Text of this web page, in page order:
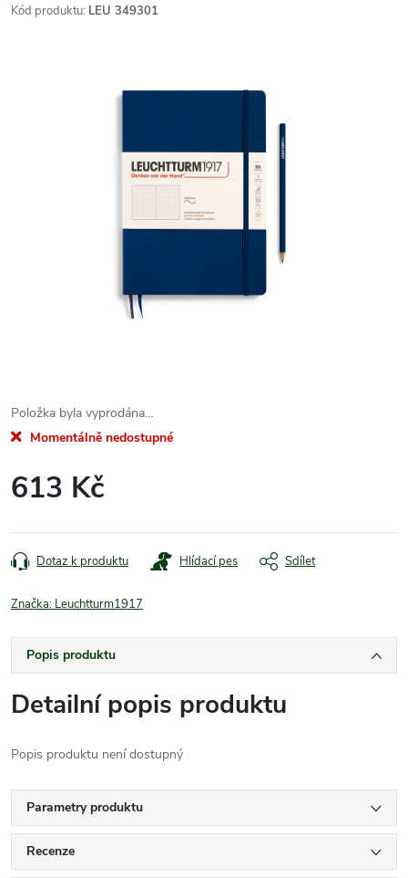
Kód produktu: LEU 349301
Položka byla vyprodána…
Momentálně nedostupné
613 Kč
cena:
Dotaz k produktu Hlídací pes Sdílet
Značka: Leuchtturm1917
Popis produktu
Detailní popis produktu
Popis produktu není dostupný
Parametry produktu
Recenze